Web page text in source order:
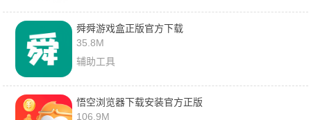
舜舜游戏盒正版官方下载
35.8M
辅助工具
悟空浏览器下载安装官方正版
106.9M